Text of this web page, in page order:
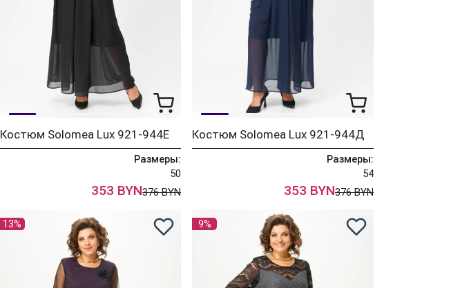
Костюм Solomea Lux 921-944Е
Размеры:
50
353 BYN376 BYN
Костюм Solomea Lux 921-944Д
Размеры:
54
353 BYN376 BYN
13% 9%